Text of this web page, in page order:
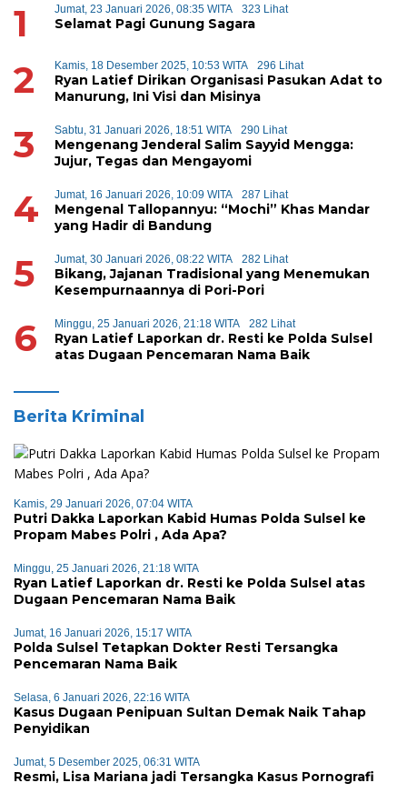
1 Jumat, 23 Januari 2026, 08:35 WITA 323 Lihat
Selamat Pagi Gunung Sagara
2 Kamis, 18 Desember 2025, 10:53 WITA 296 Lihat
Ryan Latief Dirikan Organisasi Pasukan Adat to
Manurung, Ini Visi dan Misinya
3 Sabtu, 31 Januari 2026, 18:51 WITA 290 Lihat
Mengenang Jenderal Salim Sayyid Mengga:
Jujur, Tegas dan Mengayomi
4 Jumat, 16 Januari 2026, 10:09 WITA 287 Lihat
Mengenal Tallopannyu: “Mochi” Khas Mandar
yang Hadir di Bandung
5 Jumat, 30 Januari 2026, 08:22 WITA 282 Lihat
Bikang, Jajanan Tradisional yang Menemukan
Kesempurnaannya di Pori-Pori
6 Minggu, 25 Januari 2026, 21:18 WITA 282 Lihat
Ryan Latief Laporkan dr. Resti ke Polda Sulsel
atas Dugaan Pencemaran Nama Baik
Berita Kriminal
Kamis, 29 Januari 2026, 07:04 WITA
Putri Dakka Laporkan Kabid Humas Polda Sulsel ke
Propam Mabes Polri , Ada Apa?
Minggu, 25 Januari 2026, 21:18 WITA
Ryan Latief Laporkan dr. Resti ke Polda Sulsel atas
Dugaan Pencemaran Nama Baik
Jumat, 16 Januari 2026, 15:17 WITA
Polda Sulsel Tetapkan Dokter Resti Tersangka
Pencemaran Nama Baik
Selasa, 6 Januari 2026, 22:16 WITA
Kasus Dugaan Penipuan Sultan Demak Naik Tahap
Penyidikan
Jumat, 5 Desember 2025, 06:31 WITA
Resmi, Lisa Mariana jadi Tersangka Kasus Pornografi